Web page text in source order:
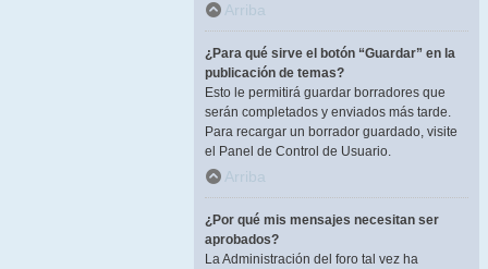
Arriba
¿Para qué sirve el botón “Guardar” en la
publicación de temas?
Esto le permitirá guardar borradores que
serán completados y enviados más tarde.
Para recargar un borrador guardado, visite
el Panel de Control de Usuario.
Arriba
¿Por qué mis mensajes necesitan ser
aprobados?
La Administración del foro tal vez ha